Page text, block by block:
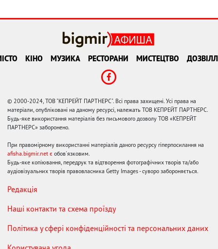
КІНО МУЗИКА РЕСТОРАНИ МИСТЕЦТВО
© 2000-2024, ТОВ "КЕПРЕЙТ ПАРТНЕРС". Всі права захищені. Усі права на
матеріали, опубліковані на даному ресурсі, належать ТОВ КЕПРЕЙТ ПАРТНЕРС.
Будь-яке використання матеріалів без письмового дозволу ТОВ «КЕПРЕЙТ
ПАРТНЕРС» заборонено.
При правомірному використанні матеріалів даного ресурсу гіперпосилання на
afisha.bigmir.net є обов'язковим.
Будь-яке копіювання, передрук та відтворення фотографічних творів та/або
аудіовізуальних творів правовласника Getty Images - суворо забороняється.
Редакція
Наші контакти та схема проїзду
Політика у сфері конфіденційності та персональних даних